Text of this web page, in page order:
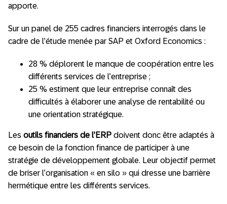
apporte.
Sur un panel de 255 cadres financiers interrogés dans le
cadre de l’étude menée par SAP et Oxford Economics :
28 % déplorent le manque de coopération entre les
différents services de l’entreprise ;
25 % estiment que leur entreprise connaît des
difficultés à élaborer une analyse de rentabilité ou
une orientation stratégique.
Les outils financiers de l’ERP doivent donc être adaptés à
ce besoin de la fonction finance de participer à une
stratégie de développement globale. Leur objectif permet
de briser l’organisation « en silo » qui dresse une barrière
hermétique entre les différents services.